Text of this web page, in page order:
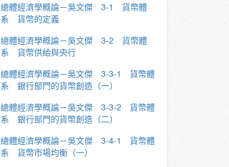
總體經濟學概論－吳文傑 3-1 貨幣體
系 貨幣的定義
總體經濟學概論－吳文傑 3-2 貨幣體
系 貨幣供給與央行
總體經濟學概論－吳文傑 3-3-1 貨幣體
系 銀行部門的貨幣創造（一）
總體經濟學概論－吳文傑 3-3-2 貨幣體
系 銀行部門的貨幣創造（二）
總體經濟學概論－吳文傑 3-4-1 貨幣體
系 貨幣市場均衡（一）